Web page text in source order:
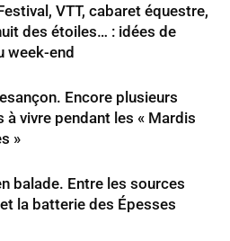
VTT, cabaret équestre,
des étoiles… : idées de
week-end
Encore plusieurs
à vivre pendant les « Mardis
»
balade. Entre les sources
la batterie des Épesses